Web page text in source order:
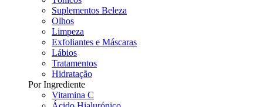
Suplementos Beleza
Olhos
Limpeza
Exfoliantes e Máscaras
Lábios
Tratamentos
Hidratação
Por Ingrediente
Vitamina C